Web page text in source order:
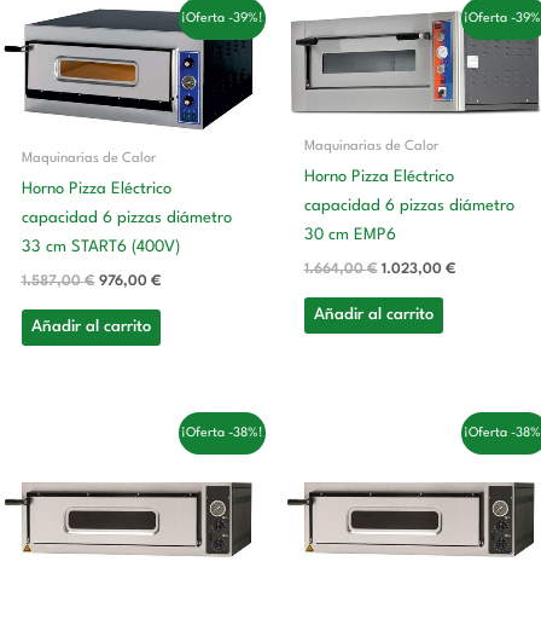
¡Oferta -39%!
Maquinarias de Calor
Horno Pizza Eléctrico
capacidad 6 pizzas diámetro
33 cm START6 (400V)
1.587,00€
El
precio
original
1.587,00 €.
976,00 €
El
precio
actual
es:
976,00 €.
Añadir al carrito
¡Oferta -
Maquinarias de Calor
Horno Pizza Eléctrico
capacidad 6 pizzas diámetro
30 cm EMP6
1.664,00€
El
precio
original
era:
1.664,00 €.
1.023,00 €
El
precio
actual
es:
Añadir al carrito
¡Oferta -38%!
era:
1.230,00 €.
precio
es:
757,00 €.
¡Oferta -
era:
1.230,00 €.
precio
es:
757,00 €.